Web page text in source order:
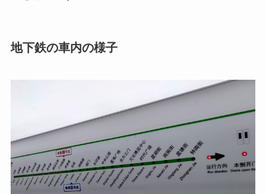
地下鉄の車内の様子